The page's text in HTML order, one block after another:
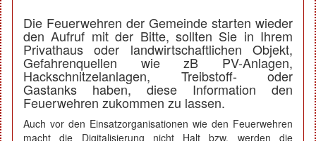
Die Feuerwehren der Gemeinde starten wieder
den Aufruf mit der Bitte, sollten Sie in Ihrem
Privathaus oder landwirtschaftlichen Objekt,
Gefahrenquellen wie zB PV-Anlagen,
Hackschnitzelanlagen, Treibstoff- oder
Gastanks haben, diese Information den
Feuerwehren zukommen zu lassen.
Auch vor den Einsatzorganisationen wie den Feuerwehren
macht die Digitalisierung nicht Halt bzw. werden die